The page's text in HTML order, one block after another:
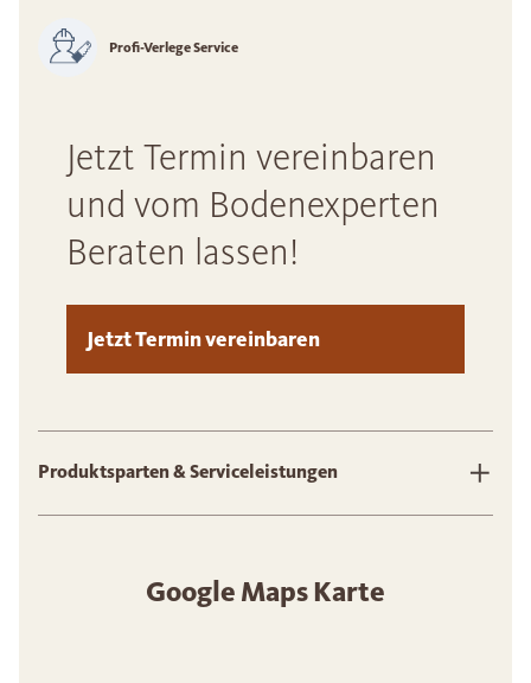
Profi-Verlege Service
Jetzt Termin vereinbaren
und vom Bodenexperten
Beraten lassen!
Jetzt Termin vereinbaren
Produktsparten & Serviceleistungen
Google Maps Karte